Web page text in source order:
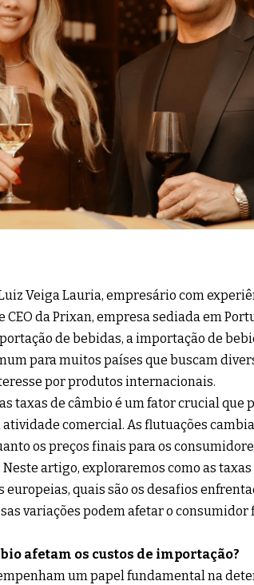
Veiga Lauria, empresário com
da Prixan, empresa sediada em
de bebidas, a importação de
para muitos países que buscam
por produtos internacionais.
taxas de câmbio é um fator crucial que
comercial. As flutuações
os preços finais para os
artigo, exploraremos como as
europeias, quais são os desafios
variações podem afetar o consumidor
afetam os custos de importação?
um papel fundamental na